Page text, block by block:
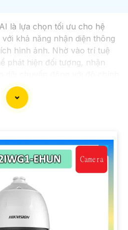
là lựa chọn tối ưu cho hệ
khả năng nhận diện thông
hình ảnh. Nhờ vào trí tuệ
phát hiện đối tượng, nhận
sát không chỉ giúp tối ưu hóa
tăng cường hiệu quả bảo vệ
khắt khe của các môi trường
cho người sử dụng, bảo đảm